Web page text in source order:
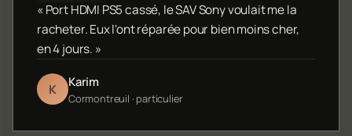
« Port HDMI PS5 cassé, le SAV Sony voulait me la
racheter. Eux l'ont réparée pour bien moins cher,
en 4 jours. »
K Karim
Cormontreuil · particulier